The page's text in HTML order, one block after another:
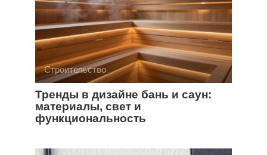
Строительство
Тренды в дизайне бань и саун:
материалы, свет и
функциональность